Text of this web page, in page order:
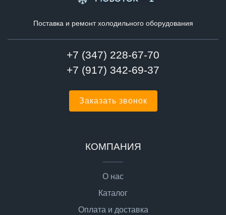
Поставка и ремонт холодильного оборудования
+7 (347) 228-67-70
+7 (917) 342-69-37
Заказать звонок
КОМПАНИЯ
О нас
Каталог
Оплата и доставка